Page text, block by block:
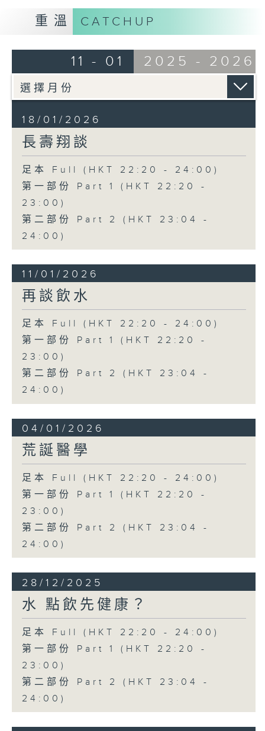
重溫 CATCHUP
11 - 01 2025 - 2026
18/01/2026
長壽翔談
足本 Full (HKT 22:20 - 24:00)
第一部份 Part 1 (HKT 22:20 -
23:00)
第二部份 Part 2 (HKT 23:04 -
24:00)
11/01/2026
再談飲水
足本 Full (HKT 22:20 - 24:00)
第一部份 Part 1 (HKT 22:20 -
23:00)
第二部份 Part 2 (HKT 23:04 -
24:00)
04/01/2026
荒誕醫學
足本 Full (HKT 22:20 - 24:00)
第一部份 Part 1 (HKT 22:20 -
23:00)
第二部份 Part 2 (HKT 23:04 -
24:00)
28/12/2025
水 點飲先健康？
足本 Full (HKT 22:20 - 24:00)
第一部份 Part 1 (HKT 22:20 -
23:00)
第二部份 Part 2 (HKT 23:04 -
24:00)